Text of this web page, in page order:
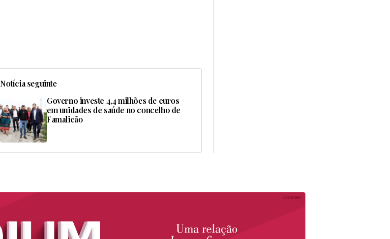
Notícia seguinte
Governo investe 4,4 milhões de euros
em unidades de saúde no concelho de
Famalicão